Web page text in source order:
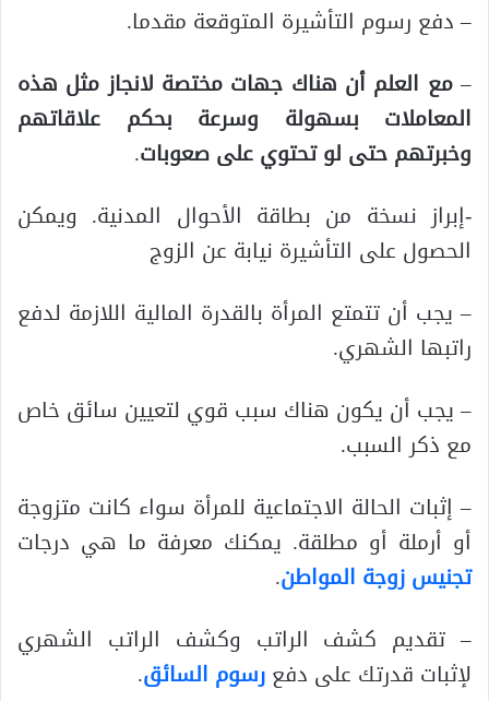
– دفع رسوم التأشيرة المتوقعة مقدما.
–مع العلم أن هناك جهات مختصة لانجاز مثل هذه
المعاملات بسهولة وسرعة بحكم علاقاتهم
وخبرتهم حتى لو تحتوي على صعوبات.
-إبراز نسخة من بطاقة الأحوال المدنية. ويمكن
الحصول على التأشيرة نيابة عن الزوج
– يجب أن تتمتع المرأة بالقدرة المالية اللازمة لدفع
راتبها الشهري.
– يجب أن يكون هناك سبب قوي لتعيين سائق خاص
مع ذكر السبب.
– إثبات الحالة الاجتماعية للمرأة سواء كانت متزوجة
أو أرملة أو مطلقة. يمكنك معرفة ما هي درجات
تجنيس زوجة المواطن.
– تقديم كشف الراتب وكشف الراتب الشهري
لإثبات قدرتك على دفعرسوم السائق.